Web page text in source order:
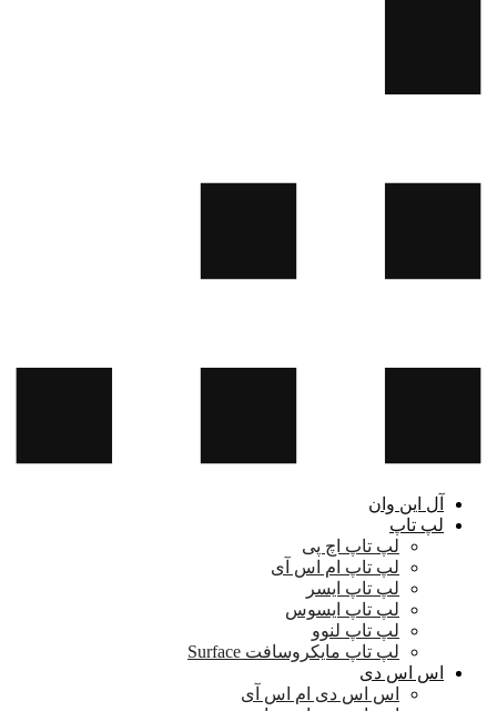
آل این وان
لپ تاپ
لپ تاپ اچ پی
لپ تاپ ام اس آی
لپ تاپ ایسر
لپ تاپ ایسوس
لپ تاپ لنوو
لپ تاپ مایکروسافت Surface
اس اس دی
اس اس دی ام اس آی